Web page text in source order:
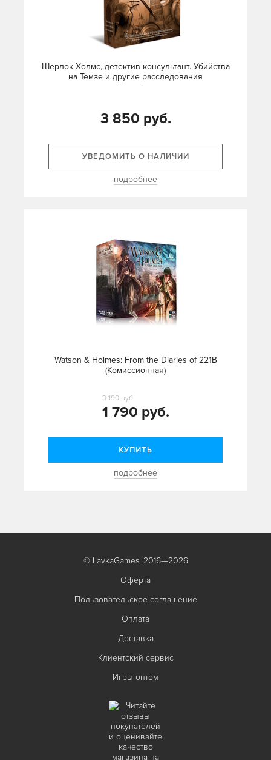
Шерлок Холмс, детектив-консультант. Убийства
на Темзе и другие расследования
3 850 руб.
УВЕДОМИТЬ О НАЛИЧИИ
подробнее
Watson & Holmes: From the Diaries of 221B
(Комиссионная)
1 790 руб.
3 190 руб.
КУПИТЬ
подробнее
© LavkaGames, 2016—2026
Оферта
Пользовательское соглашение
Оплата
Доставка
Клиентский сервис
Игры оптом